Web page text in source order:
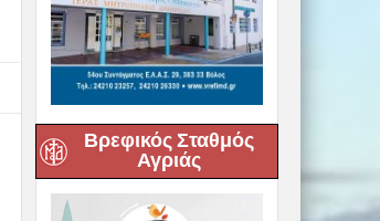
Βρεφικός Σταθμός
Αγριάς